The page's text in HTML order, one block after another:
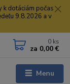
k dotáciám počas
9.8.2026 a v
Menu
0 ks
za 0,00 €